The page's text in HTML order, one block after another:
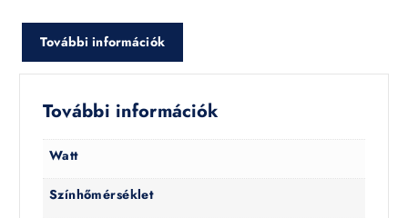
További információk
További információk
Watt
Színhőmérséklet